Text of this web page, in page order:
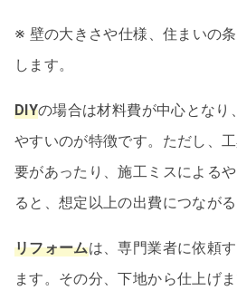
※ 壁の大きさや仕様、住まいの
します。
DIYの場合は材料費が中心となり
やすいのが特徴です。ただし、
要があったり、施工ミスによる
ると、想定以上の出費につながる
リフォームは、専門業者に依頼
ます。その分、下地から仕上げ